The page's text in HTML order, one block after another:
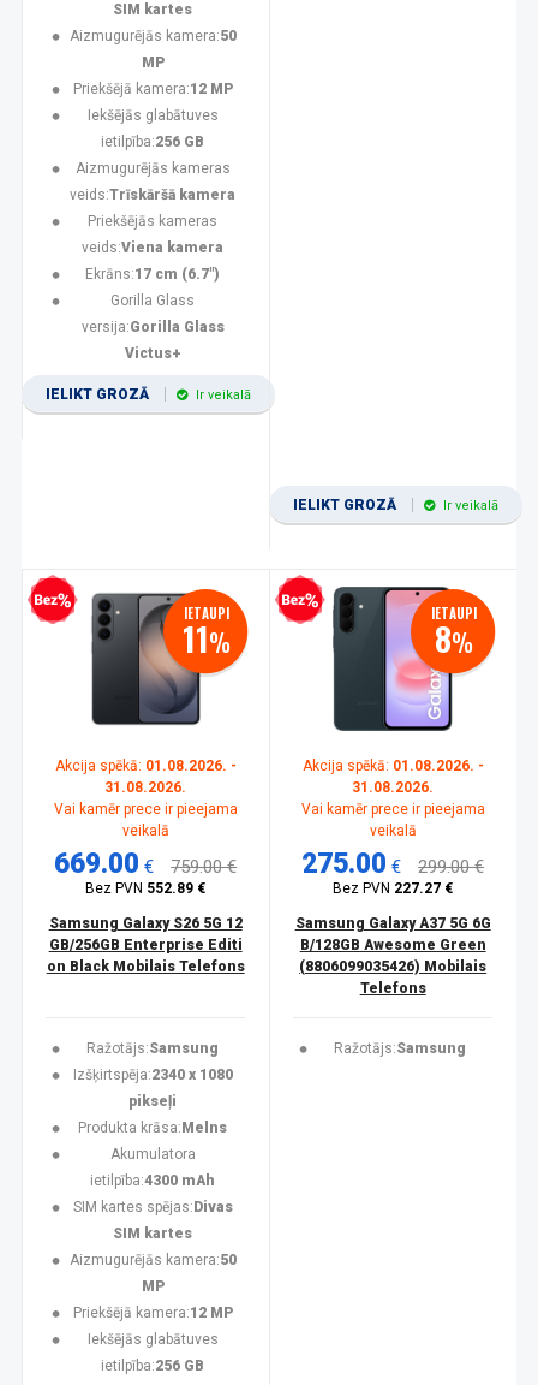
SIM kartes
Aizmugurējās kamera:50
MP
Priekšējā kamera:12 MP
Iekšējās glabātuves
ietilpība:256 GB
Aizmugurējās kameras
veids:Trīskāršā kamera
Priekšējās kameras
veids:Viena kamera
Ekrāns:17 cm (6.7")
Gorilla Glass
versija:Gorilla Glass
Victus+
IELIKT GROZĀ Ir veikalā
IELIKT GROZĀ Ir veikalā
kredīts IETAUPI
11%
Akcija spēkā: 01.08.2026. -
31.08.2026.
Vai kamēr prece ir pieejama
veikalā
669.00 € 759.00 €
Bez PVN 552.89 €
Samsung Galaxy S26 5G 12
GB/256GB Enterprise Editi
on Black Mobilais Telefons
Ražotājs:Samsung
Izšķirtspēja:2340 x 1080
pikseļi
Produkta krāsa: Melns
Akumulatora
ietilpība:4300 mAh
SIM kartes spējas: Divas
SIM kartes
Aizmugurējās kamera:50
MP
Priekšējā kamera:12 MP
Iekšējās glabātuves
ietilpība:256 GB
Bezprocentu kredīts IETAUPI
8%
Akcija spēkā: 01.08.2026. -
31.08.2026.
Vai kamēr prece ir pieejama
veikalā
275.00 € 299.00 €
Bez PVN 227.27 €
Samsung Galaxy A37 5G 6G
B/128GB Awesome Green
(8806099035426) Mobilais
Telefons
Ražotājs:Samsung